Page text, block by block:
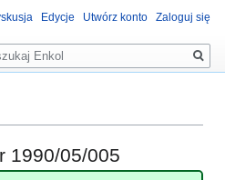
1990/05/005
Edycje Utwórz konto Zaloguj się